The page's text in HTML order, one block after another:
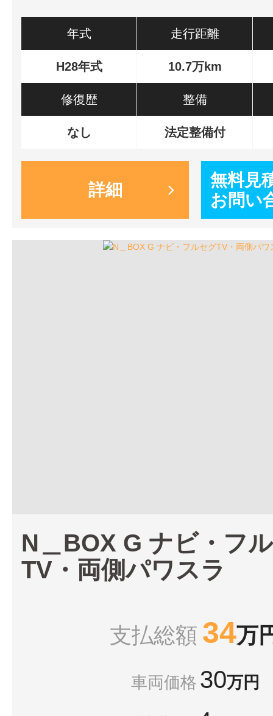
年式
H28年式
走行距離
10.7万km
修復歴
なし
整備
法定整備付
詳細
無料見
お問い
N＿BOX G ナビ・フ
TV・両側パワスラ
支払総額 34万
車両価格 30万円